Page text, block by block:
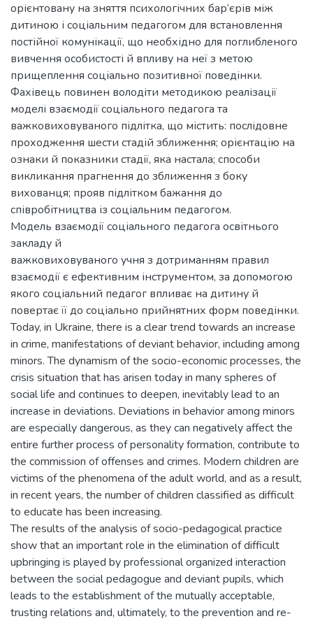
орієнтовану на зняття психологічних бар’єрів між
дитиною і соціальним педагогом для встановлення
постійної комунікації, що необхідно для поглибленого
вивчення особистості й впливу на неї з метою
прищеплення соціально позитивної поведінки.
Фахівець повинен володіти методикою реалізації
моделі взаємодії соціального педагога та
важковиховуваного підлітка, що містить: послідовне
проходження шести стадій зближення; орієнтацію на
ознаки й показники стадії, яка настала; способи
викликання прагнення до зближення з боку
вихованця; прояв підлітком бажання до
співробітництва із соціальним педагогом.
Модель взаємодії соціального педагога освітнього
закладу й
важковиховуваного учня з дотриманням правил
взаємодії є ефективним інструментом, за допомогою
якого соціальний педагог впливає на дитину й
повертає її до соціально прийнятних форм поведінки.
Today, in Ukraine, there is a clear trend towards an increase
in crime, manifestations of deviant behavior, including among
minors. The dynamism of the socio-economic processes, the
crisis situation that has arisen today in many spheres of
social life and continues to deepen, inevitably lead to an
increase in deviations. Deviations in behavior among minors
are especially dangerous, as they can negatively affect the
entire further process of personality formation, contribute to
the commission of offenses and crimes. Modern children are
victims of the phenomena of the adult world, and as a result,
in recent years, the number of children classified as difficult
to educate has been increasing.
The results of the analysis of socio-pedagogical practice
show that an important role in the elimination of difficult
upbringing is played by professional organized interaction
between the social pedagogue and deviant pupils, which
leads to the establishment of the mutually acceptable,
trusting relations and, ultimately, to the prevention and re-